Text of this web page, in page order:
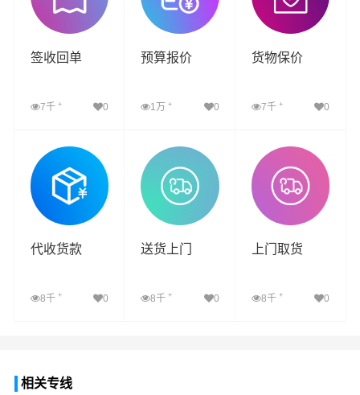
签收回单
7千 + 0
查看详细
预算报价
1万+ 0
查看详细
货物保价
7千 + 0
查看详细
代收货款
8千 + 0
送货上门
8千+ 0
上门取货
8千 + 0
相关专线